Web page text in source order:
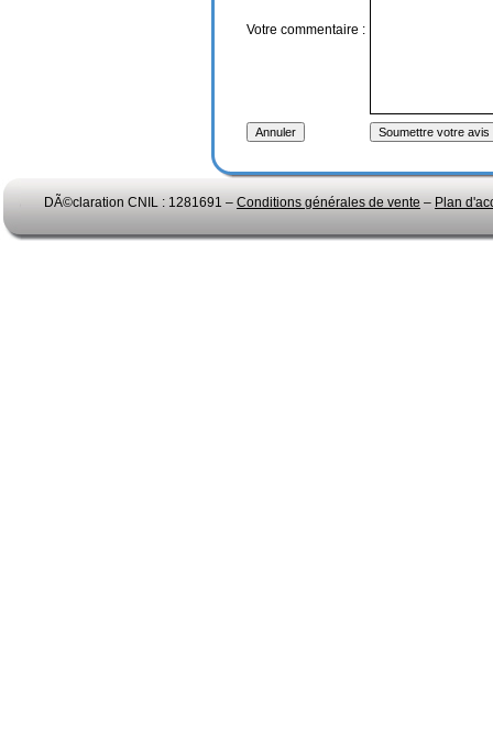
Votre commentaire :
DÃ©claration CNIL : 1281691 – Conditions générales de vente – Plan